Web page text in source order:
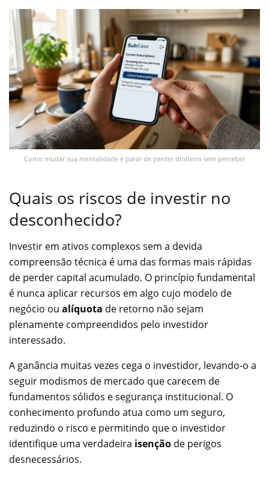
Como mudar sua mentalidade e parar de perder dinheiro sem perceber
Quais os riscos de investir no
desconhecido?
Investir em ativos complexos sem a devida
compreensão técnica é uma das formas mais rápidas
de perder capital acumulado. O princípio fundamental
é nunca aplicar recursos em algo cujo modelo de
negócio ou alíquota de retorno não sejam
plenamente compreendidos pelo investidor
interessado.
A ganância muitas vezes cega o investidor, levando-o a
seguir modismos de mercado que carecem de
fundamentos sólidos e segurança institucional. O
conhecimento profundo atua como um seguro,
reduzindo o risco e permitindo que o investidor
identifique uma verdadeira isenção de perigos
desnecessários.